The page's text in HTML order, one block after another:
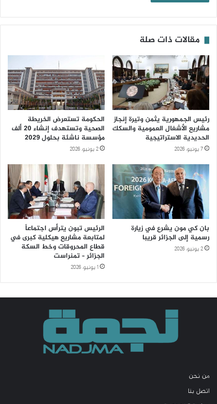
مقالات ذات صلة
رئيس الجمهورية يثمن وتيرة إنجاز
مشاريع الأشغال العمومية والسكك
الحديدية الاستراتيجية
7 يونيو، 2026
الحكومة تستعرض الخريطة
الصحية وتستهدف إنشاء 20 ألف
مؤسسة ناشئة بحلول 2029
2 يونيو، 2026
بان كي مون يشرع في زيارة
رسمية إلى الجزائر قريبا
2 يونيو، 2026
الرئيس تبون يترأس اجتماعاً
لمتابعة مشاريع هيكلية كبرى في
قطاع المحروقات وخط السكة
الجزائر – تمنراست
1 يونيو، 2026
من نحن
اتصل بنا